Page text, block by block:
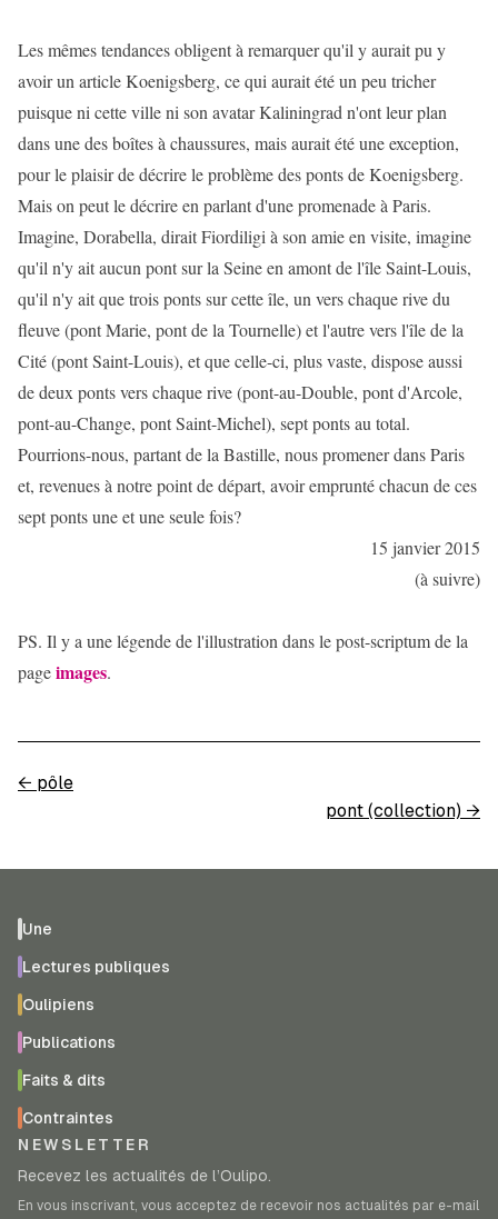
Les mêmes tendances obligent à remarquer qu'il y aurait pu y
avoir un article Koenigsberg, ce qui aurait été un peu tricher
puisque ni cette ville ni son avatar Kaliningrad n'ont leur plan
dans une des boîtes à chaussures, mais aurait été une exception,
pour le plaisir de décrire le problème des ponts de Koenigsberg.
Mais on peut le décrire en parlant d'une promenade à Paris.
Imagine, Dorabella, dirait Fiordiligi à son amie en visite, imagine
qu'il n'y ait aucun pont sur la Seine en amont de l'île Saint-Louis,
qu'il n'y ait que trois ponts sur cette île, un vers chaque rive du
fleuve (pont Marie, pont de la Tournelle) et l'autre vers l'île de la
Cité (pont Saint-Louis), et que celle-ci, plus vaste, dispose aussi
de deux ponts vers chaque rive (pont-au-Double, pont d'Arcole,
pont-au-Change, pont Saint-Michel), sept ponts au total.
Pourrions-nous, partant de la Bastille, nous promener dans Paris
et, revenues à notre point de départ, avoir emprunté chacun de ces
sept ponts une et une seule fois?
15 janvier 2015
(à suivre)
PS. Il y a une légende de l'illustration dans le post-scriptum de la
pageimages.
← pôle
pont (collection) →
Une
Lectures publiques
Oulipiens
Publications
Faits & dits
Contraintes
NEWSLETTER
Recevez les actualités de l’Oulipo.
En vous inscrivant, vous acceptez de recevoir nos actualités par e-mail